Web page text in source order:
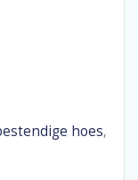
hoes,